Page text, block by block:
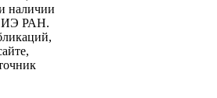
наличии
ИЭ РАН.